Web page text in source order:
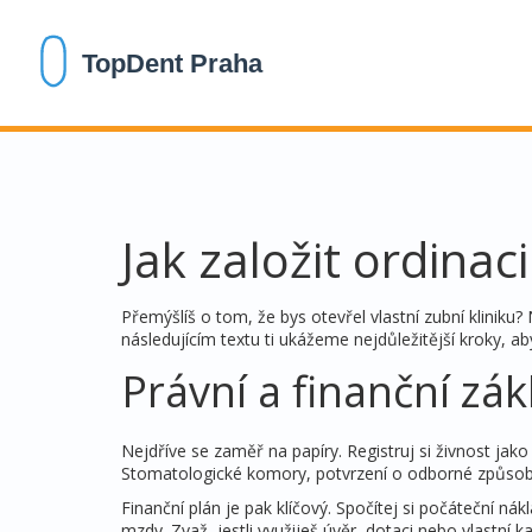
Jak založit
Přemýšlíš o tom, že bys otevřel vlastní zubní
následujícím textu ti ukážeme nejdůležitější kroky,
Právní a finanční
Nejdříve se zaměř na papíry. Registruj si živnost jako
Stomatologické komory, potvrzení o odborné
Finanční plán je pak klíčový. Spočítej si počáteční